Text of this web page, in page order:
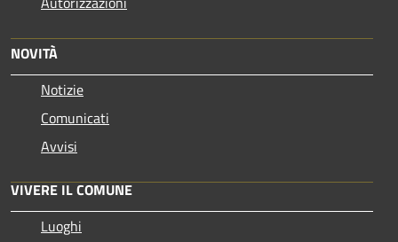
NOVITÀ
Notizie
Comunicati
Avvisi
VIVERE IL COMUNE
Luoghi